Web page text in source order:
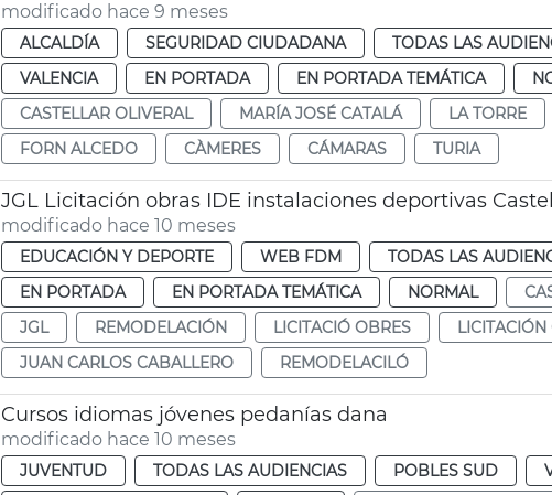
modificado hace 9 meses
ALCALDÍA SEGURIDAD CIUDADANA TODAS LAS
VALENCIA
EN PORTADA EN PORTADA TEMÁTICA
CASTELLAR OLIVERAL
MARÍA JOSÉ CATALÁ LA TORRE
FORN ALCEDO
CÀMERES CÁMARAS TURIA
JGL Licitación obras IDE instalaciones deportivas
modificado hace 10 meses
EDUCACIÓN Y DEPORTE WEB FDM TODAS LAS
EN PORTADA
EN PORTADA TEMÁTICA NORMAL
JGL
REMODELACIÓN LICITACIÓ OBRES
JUAN CARLOS CABALLERO
REMODELACILÓ
Cursos idiomas jóvenes pedanías dana
modificado hace 10 meses
JUVENTUD TODAS LAS AUDIENCIAS POBLES SUD